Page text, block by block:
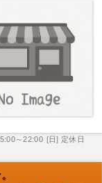
～22:00 [日] 定休日